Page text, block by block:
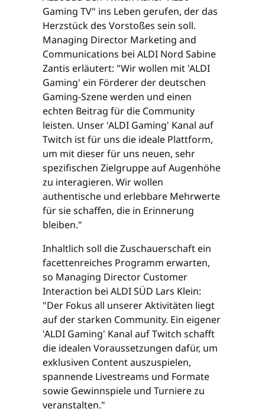
Gaming TV" ins Leben gerufen, der das
Herzstück des Vorstoßes sein soll.
Managing Director Marketing and
Communications bei ALDI Nord Sabine
Zantis erläutert: "Wir wollen mit 'ALDI
Gaming' ein Förderer der deutschen
Gaming-Szene werden und einen
echten Beitrag für die Community
leisten. Unser 'ALDI Gaming' Kanal auf
Twitch ist für uns die ideale Plattform,
um mit dieser für uns neuen, sehr
spezifischen Zielgruppe auf Augenhöhe
zu interagieren. Wir wollen
authentische und erlebbare Mehrwerte
für sie schaffen, die in Erinnerung
bleiben."
Inhaltlich soll die Zuschauerschaft ein
facettenreiches Programm erwarten,
so Managing Director Customer
Interaction bei ALDI SÜD Lars Klein:
"Der Fokus all unserer Aktivitäten liegt
auf der starken Community. Ein eigener
'ALDI Gaming' Kanal auf Twitch schafft
die idealen Voraussetzungen dafür, um
exklusiven Content auszuspielen,
spannende Livestreams und Formate
sowie Gewinnspiele und Turniere zu
veranstalten."